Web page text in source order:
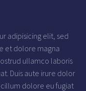
adipisicing elit, sed
et dolore magna
ullamco laboris
Duis aute irure dolor
dolore eu fugiat